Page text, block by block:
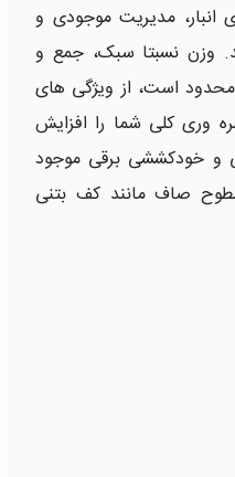
انبار، مدیریت موجودی و
وزن نسبتا سبک، جمع و
است، از ویژگی های
وری کلی شما را افزایش
و خودکششی برقی موجود
صاف مانند کف بتنی